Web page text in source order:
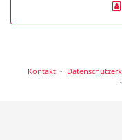
Kontakt